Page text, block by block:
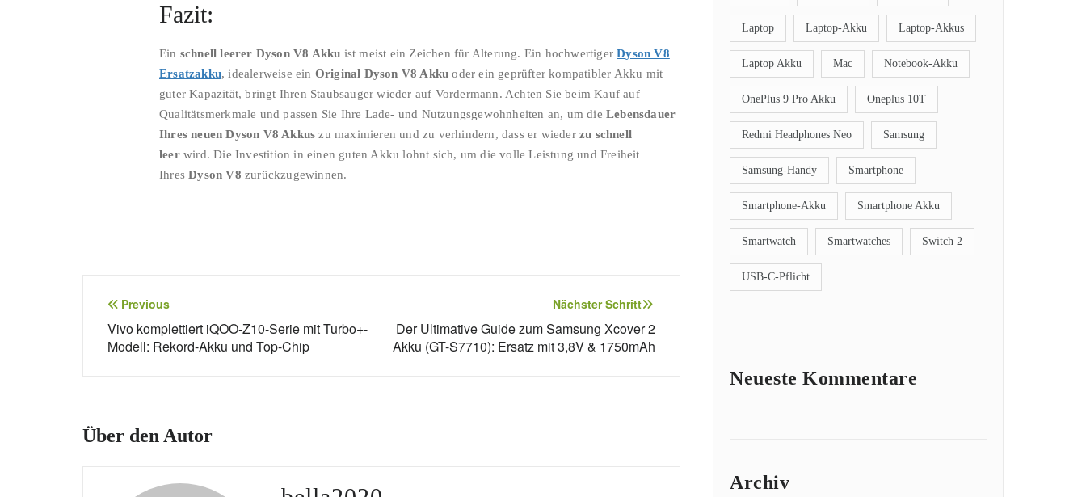
Fazit:
Ein schnell leerer Dyson V8 Akku ist meist ein Zeichen für Alterung. Ein hochwertigerDyson V8
Ersatzakku, idealerweise ein Original Dyson V8 Akku oder ein geprüfter kompatibler Akku mit
guter Kapazität, bringt Ihren Staubsauger wieder auf Vordermann. Achten Sie beim Kauf auf
Qualitätsmerkmale und passen Sie Ihre Lade- und Nutzungsgewohnheiten an, um dieLebensdauer
Ihres neuen Dyson V8 Akkus zu maximieren und zu verhindern, dass er wiederzu schnell
leerwird. Die Investition in einen guten Akku lohnt sich, um die volle Leistung und Freiheit
IhresDyson V8 zurückzugewinnen.
Beitragsnavigation
Previous
Vivo komplettiert iQOO-Z10-Serie mit Turbo+-
Modell: Rekord-Akku und Top-Chip
Nächster Schritt
Der Ultimative Guide zum Samsung Xcover 2
Akku (GT-S7710): Ersatz mit 3,8V & 1750mAh
Über den Autor
Laptop Laptop-Akku Laptop-Akkus
Laptop Akku Mac Notebook-Akku
OnePlus 9 Pro Akku Oneplus 10T
Redmi Headphones Neo Samsung
Samsung-Handy Smartphone
Smartphone-Akku Smartphone Akku
Smartwatch Smartwatches Switch 2
USB-C-Pflicht
Neueste Kommentare
Archiv